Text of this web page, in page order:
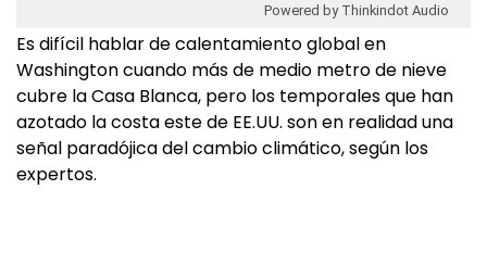
Powered by Thinkindot Audio
Es difícil hablar de calentamiento global en
Washington cuando más de medio metro de nieve
cubre la Casa Blanca, pero los temporales que han
azotado la costa este de EE.UU. son en realidad una
señal paradójica del cambio climático, según los
expertos.